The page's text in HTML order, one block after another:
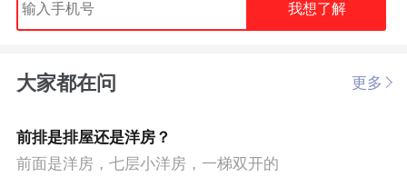
我想了解
大家都在问 更多
前排是排屋还是洋房？
前面是洋房，七层小洋房，一梯双开的